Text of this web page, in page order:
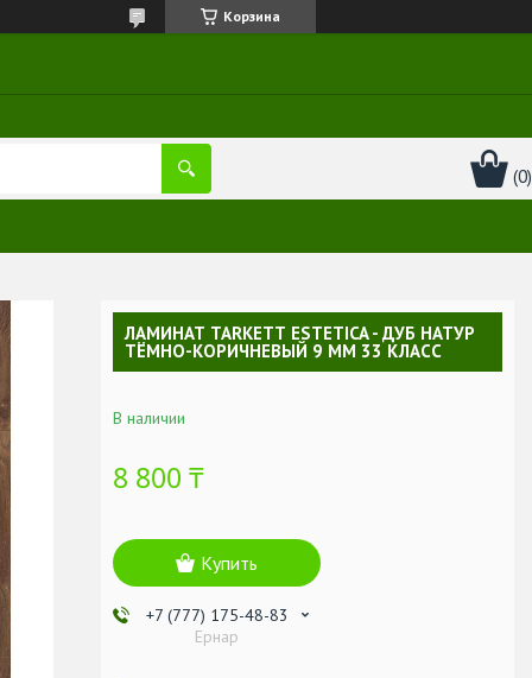
Корзина
ЛАМИНАТ ТАRКЕТТ ESTETICA - ДУБ НАТУР
ТЁМНО-КОРИЧНЕВЫЙ 9 ММ 33 КЛАСС
В наличии
8 800 ₸
Купить
+7 (777) 175-48-83
Ернар